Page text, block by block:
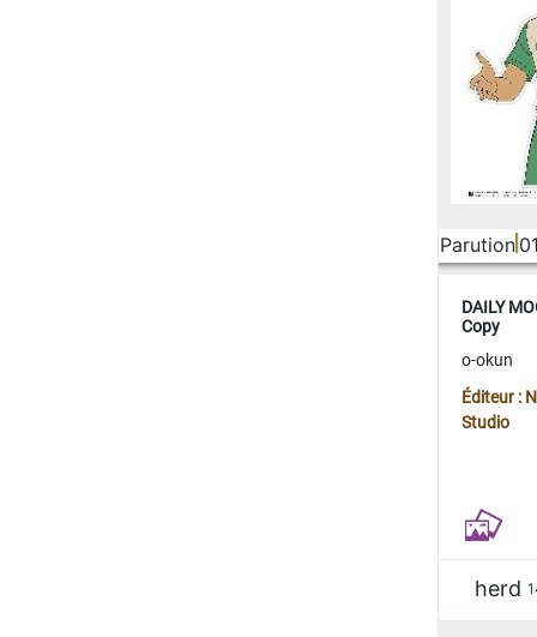
Parution
DAILY
Copy
o-okun
Éditeur :
Studio
herd